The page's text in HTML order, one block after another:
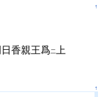
↑
香親王爲二
上
↑